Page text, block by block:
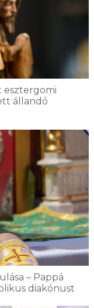
esztergomi
állandó
– Pappá
diakónust